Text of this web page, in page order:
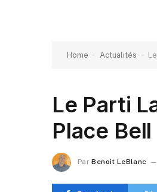
Home - Actualités -
Le Parti
Place Bell
Par Benoit LeBlanc